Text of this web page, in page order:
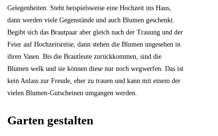
Gelegenheiten. Steht beispielsweise eine Hochzeit ins Haus,
dann werden viele Gegenstände und auch Blumen geschenkt.
Begibt sich das Brautpaar aber gleich nach der Trauung und der
Feier auf Hochzeitsreise, dann stehen die Blumen ungesehen in
ihren Vasen. Bis die Brautleute zurückkommen, sind die
Blumen welk und sie können diese nur noch wegwerfen. Das ist
kein Anlass zur Freude, eher zu trauen und kann mit einem der
vielen Blumen-Gutscheinen umgangen werden.
Garten gestalten